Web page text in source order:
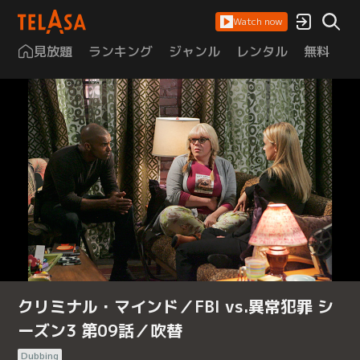
Watch now
見放題 ランキング ジャンル レンタル 無料
クリミナル・マインド／FBI vs.異常犯罪 シ
ーズン3 第09話／吹替
Dubbing